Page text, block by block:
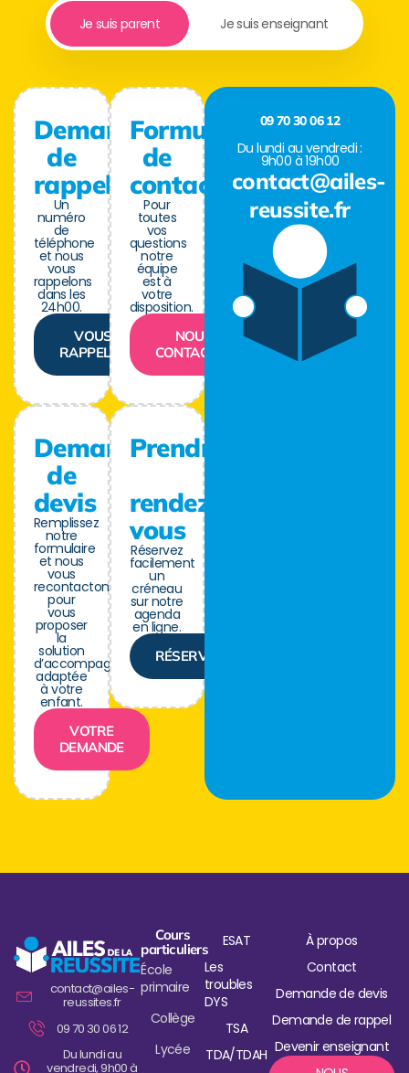
Je suis parent Je suis enseignant
Demande
de
rappel
Un
numéro
de
téléphone
et nous
vous
rappelons
dans les
24h00.
VOUS
RAPPELER
Demande
de
devis
Remplissez
notre
formulaire
et nous
vous
recontactons
pour
vous
proposer
la
solution
d’accompagnement
adaptée
à votre
enfant.
VOTRE
DEMANDE
Formulaire
de
contact
Pour
toutes
vos
questions
notre
équipe
est à
votre
disposition.
NOUS
CONTACTER
Prendre
rendez-
vous
Réservez
facilement
un
créneau
sur notre
agenda
en ligne.
RÉSERVER
09 70 30 06 12
Du lundi au vendredi :
9h00 à 19h00
contact@ailes-
reussite.fr
contact@ailes-
reussites.fr
09 70 30 06 12
Du lundi au
vendredi, 9h00 à
Cours
particuliers
École
primaire
Collège
Lycée
ESAT
Les
troubles
DYS
TSA
TDA/TDAH
À propos
Contact
Demande de devis
Demande de rappel
Devenir enseignant